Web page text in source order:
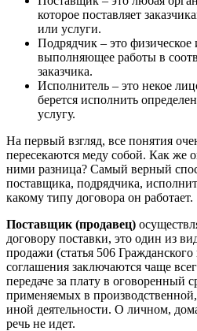
которое поставляет
или услуги.
Подрядчик – это
выполняющее работы в
заказчика.
Исполнитель – это некое
берется исполнить
услугу.
На первый взгляд, все понятия
пересекаются меду собой. Как же
ними разница? Самый верный
поставщика, подрядчика,
какому типу договора он работает.
Поставщик (продавец)
договору поставки, это один из
продажи (статья 506
соглашения заключаются чаще
передаче за плату в оговоренный
применяемых в
иной деятельности. О личном,
речь не идет.